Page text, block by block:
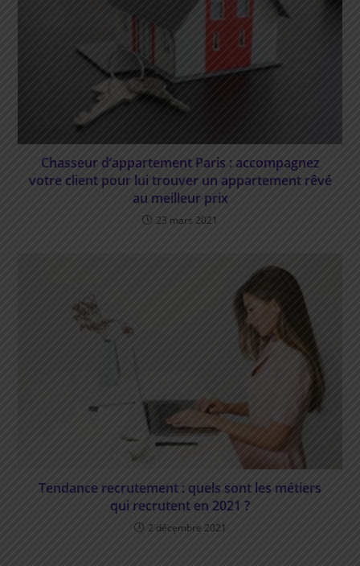
Chasseur d’appartement Paris : accompagnez
votre client pour lui trouver un appartement rêvé
au meilleur prix
23 mars 2021
Tendance recrutement : quels sont les métiers
qui recrutent en 2021 ?
2 décembre 2021